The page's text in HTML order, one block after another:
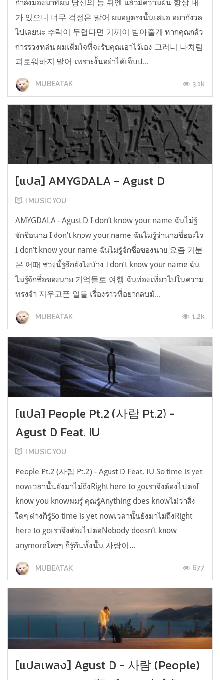
กำลังมองมาที่ผม 당신의 등 뒤엔 แล้วมีความฝัน 항상 내
가 있으니 너무 걱정은 말어 ผมอยู่ตรงนั้นเสมอ อย่ากังวล
ไปเลยนะ 추락이 두렵다면 기꺼이 받아줄게 หากคุณกลัว
การร่วงหล่น ผมเต็มใจที่จะรับคุณเอาไว้เอง 그러니 나처럼
괴로워하지 말어 เพราะงั้นอย่าได้เจ็บป...
MUBEATAK 3.1k
[แปล] AMYGDALA - Agust D
I MUSIC YOU
AMYGDALA - Agust D I don’t know your name ฉันไม่รู้
จักชื่อนาย I don’t know your name ฉันไม่รู้ว่านายชื่ออะไร
I don’t know your name ฉันไม่รู้จักชื่อของนาย 요즘 기분
은 어때 ช่วงนี้รู้สึกยังไงบ้าง I don’t know your name ฉัน
ไม่รู้จักชื่อของนาย 기억들로 여행 ฉันท่องเที่ยวไปในความ
ทรงจำ 지우고픈 일들 เรื่องราวที่อยากลบมั...
MUBEATAK 1.2k
[แปล] People Pt.2 (사람 Pt.2) -
Agust D Feat. IU
I MUSIC YOU
People Pt.2 (사람 Pt.2) - Agust D Feat. IU So time is yet
nowเวลานั้นยังมาไม่ถึงRight here to goเราจึงต้องไปต่อI
know you knowผมรู้ คุณรู้Anything does knowไม่ว่าสิ่ง
ใดๆ ต่างก็รู้So time is yet nowเวลานั้นยังมาไม่ถึงRight
here to goเราจึงต้องไปต่อNobody doesn’t know
anymoreใครๆ ก็รู้กันทั้งนั้น 사랑이...
MUBEATAK 677
[แปลเพลง] Agust D - 사람 (People)